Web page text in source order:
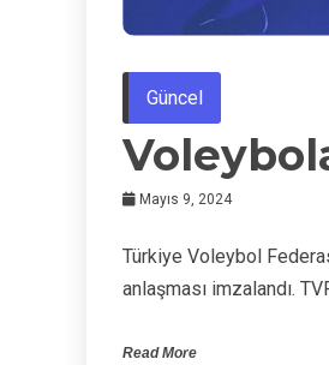
Güncel
Mayıs 9, 2024
Türkiye Voleybol
anlaşması imzalandı.
Read More